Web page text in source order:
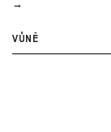
VŮNĚ